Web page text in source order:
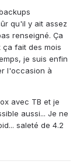
qu'il y ait assez
renseigné. Ça
ça fait des mois
je suis enfin
l'occasion à
avec TB et je
aussi... Je ne
saleté de 4.2